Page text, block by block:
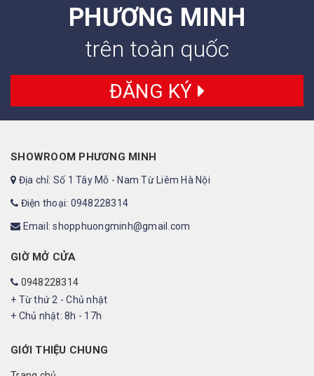
PHƯƠNG MINH
trên toàn quốc
ĐĂNG KÝ
SHOWROOM PHƯƠNG MINH
Địa chỉ: Số 1 Tây Mỗ - Nam Từ Liêm Hà Nội
Điện thoại: 0948228314
Email: shopphuongminh@gmail.com
GIỜ MỞ CỬA
0948228314
+ Từ thứ 2 - Chủ nhật
+ Chủ nhật: 8h - 17h
GIỚI THIỆU CHUNG